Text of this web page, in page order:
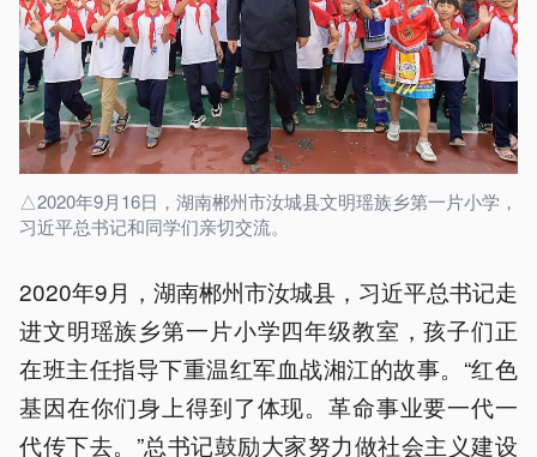
△2020年9月16日，湖南郴州市汝城县文明瑶族乡第一片小学，
习近平总书记和同学们亲切交流。
2020年9月，湖南郴州市汝城县，习近平总书记走
进文明瑶族乡第一片小学四年级教室，孩子们正
在班主任指导下重温红军血战湘江的故事。“红色
基因在你们身上得到了体现。革命事业要一代一
代传下去。”总书记鼓励大家努力做社会主义建设